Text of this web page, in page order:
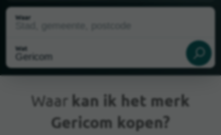
Waar
Wat
Huidige locatie
Waar kan ik het merk
Gericom kopen?